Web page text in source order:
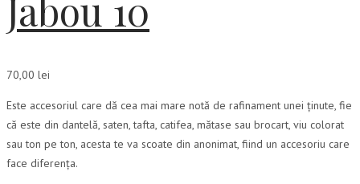
Jabou 10
70,00 lei
Este accesoriul care dă cea mai mare notă de rafinament unei ținute, fie
că este din dantelă, saten, tafta, catifea, mătase sau brocart, viu colorat
sau ton pe ton, acesta te va scoate din anonimat, fiind un accesoriu care
face diferența.